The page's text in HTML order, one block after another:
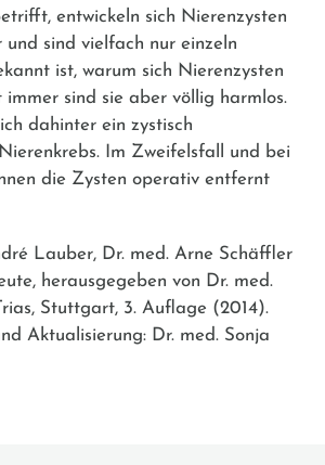
entwickeln sich Nierenzysten
und sind vielfach nur einzeln
ist, warum sich Nierenzysten
immer sind sie aber völlig harmlos.
dahinter ein zystisch
Im Zweifelsfall und bei
die Zysten operativ entfernt
Lauber, Dr. med. Arne Schäffler
herausgegeben von Dr. med.
Stuttgart, 3. Auflage (2014).
Aktualisierung: Dr. med. Sonja